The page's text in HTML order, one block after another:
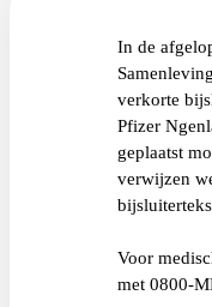
In de
verkorte
Pfizer
geplaatst
verwijzen
Voor
met 0800-